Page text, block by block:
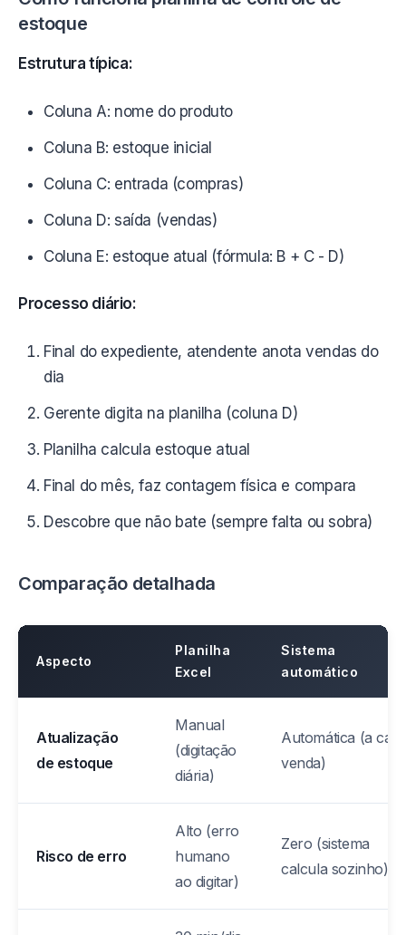
estoque
Estrutura típica:
Coluna A: nome do produto
Coluna B: estoque inicial
Coluna C: entrada (compras)
Coluna D: saída (vendas)
Coluna E: estoque atual (fórmula: B + C - D)
Processo diário:
Final do expediente, atendente anota vendas do
dia
Gerente digita na planilha (coluna D)
Planilha calcula estoque atual
Final do mês, faz contagem física e compara
Descobre que não bate (sempre falta ou sobra)
Comparação detalhada
Aspecto
Planilha
Excel
Sistema
automático
Atualização
de estoque
Manual
(digitação
diária)
Automática (a
venda)
Risco de erro
Alto (erro
humano
ao digitar)
Zero (sistema
calcula sozinho)